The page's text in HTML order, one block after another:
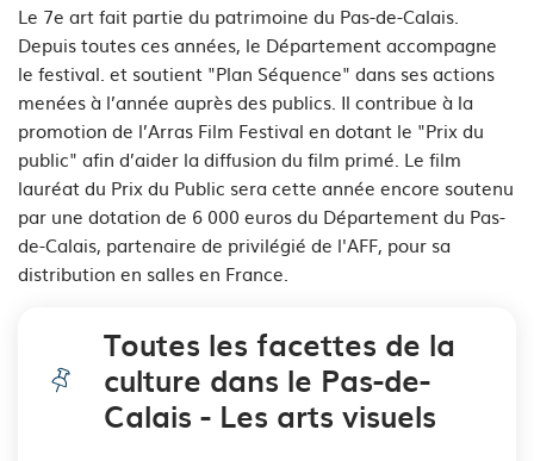
Le 7e art fait partie du patrimoine du Pas-de-Calais.
Depuis toutes ces années, le Département accompagne
le festival. et soutient "Plan Séquence" dans ses actions
menées à l’année auprès des publics. Il contribue à la
promotion de l’Arras Film Festival en dotant le "Prix du
public" afin d’aider la diffusion du film primé. Le film
lauréat du Prix du Public sera cette année encore soutenu
par une dotation de 6 000 euros du Département du Pas-
de-Calais, partenaire de privilégié de l'AFF, pour sa
distribution en salles en France.
Toutes les facettes de la
culture dans le Pas-de-
Calais - Les arts visuels